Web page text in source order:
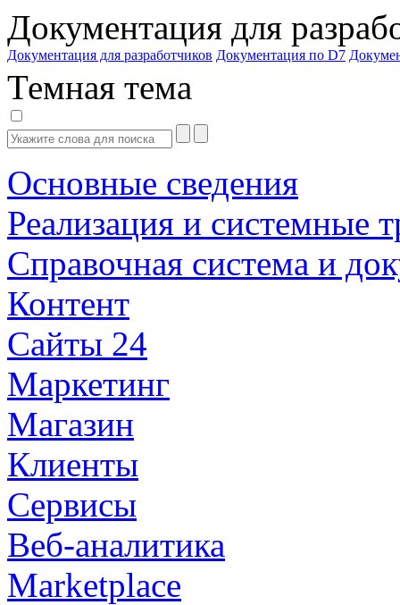
Документация для
Документация для разработчиков Документация по D7
Темная тема
Основные сведения
Реализация и системные
Справочная система и
Контент
Сайты 24
Маркетинг
Магазин
Клиенты
Сервисы
Веб-аналитика
Marketplace